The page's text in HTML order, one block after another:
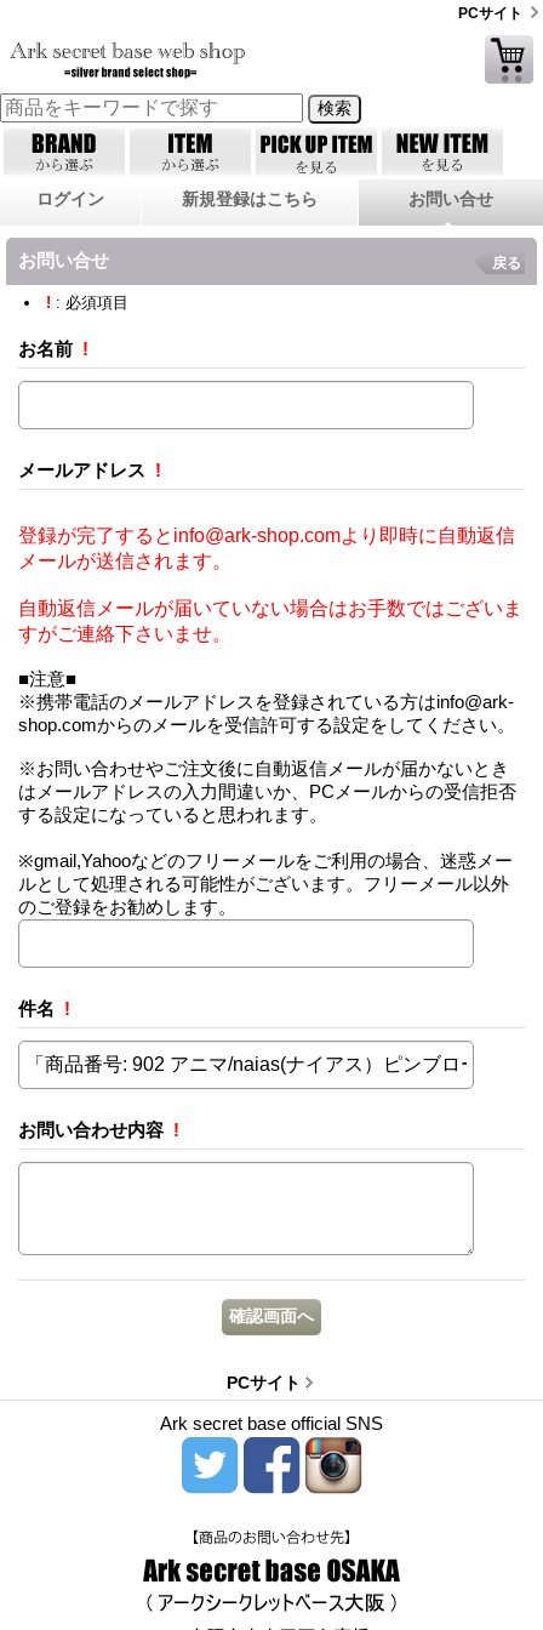
PCサイト
ログイン 新規登録はこちら お問い合せ
お問い合せ 戻る
! : 必須項目
お名前 !
メールアドレス !
登録が完了するとinfo@ark-shop.comより即時に自動返信
メールが送信されます。
自動返信メールが届いていない場合はお手数ではございま
すがご連絡下さいませ。
■注意■
※携帯電話のメールアドレスを登録されている方はinfo@ark-
shop.comからのメールを受信許可する設定をしてください。
※お問い合わせやご注文後に自動返信メールが届かないとき
はメールアドレスの入力間違いか、PCメールからの受信拒否
する設定になっていると思われます。
※gmail,Yahooなどのフリーメールをご利用の場合、迷惑メー
ルとして処理される可能性がございます。フリーメール以外
のご登録をお勧めします。
件名 !
お問い合わせ内容 !
PCサイト
Ark secret base official SNS